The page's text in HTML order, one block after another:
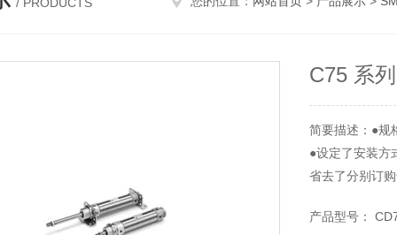
C75 系
简要描述：●规
●设定了安装方
省去了分别订
●由于磁性开关
产品型号：